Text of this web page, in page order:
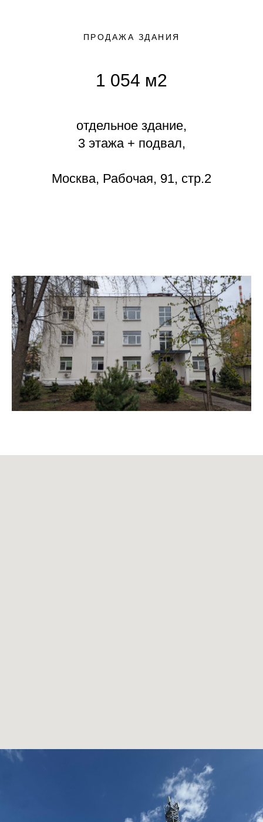
ПРОДАЖА ЗДАНИЯ
1 054 м2
отдельное здание,
3 этажа + подвал,
Москва, Рабочая, 91, стр.2